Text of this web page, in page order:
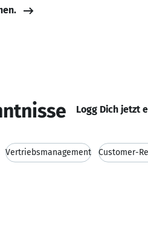
Logg Dich jetzt
Vertriebsmanagement Customer-